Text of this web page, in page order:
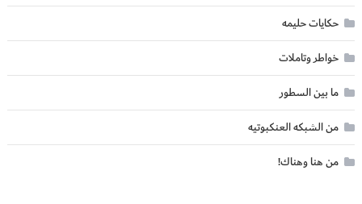
حكايات حليمه
خواطر وتاملات
ما بين السطور
من الشبكه العنكبوتيه
من هنا وهناك!